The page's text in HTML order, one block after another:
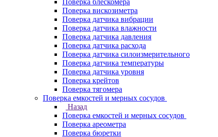
Поверка блескомера
Поверка вискозиметра
Поверка датчика вибрации
Поверка датчика влажности
Поверка датчика давления
Поверка датчика расхода
Поверка датчика силоизмерительного
Поверка датчика температуры
Поверка датчика уровня
Поверка крейтов
Поверка тягомера
Поверка емкостей и мерных сосудов
Назад
Поверка емкостей и мерных сосудов
Поверка ареометра
Поверка бюретки